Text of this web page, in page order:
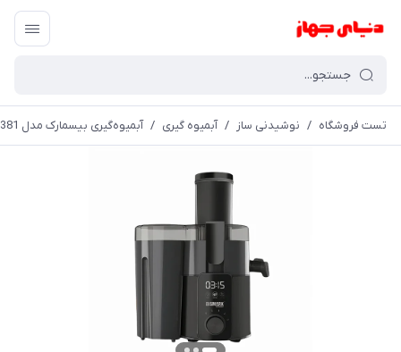
تست فروشگاه / نوشیدنی ساز / آبمیوه گیری / آبمیوه‌گیری بیسمارک مدل BM-2381